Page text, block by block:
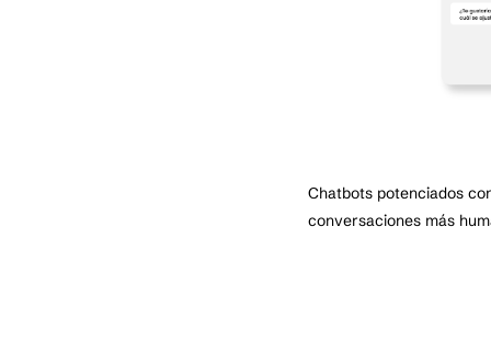
Chatbots potenciados
conversaciones más